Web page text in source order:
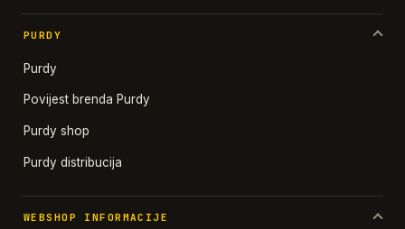
PURDY
Purdy
Povijest brenda Purdy
Purdy shop
Purdy distribucija
WEBSHOP INFORMACIJE